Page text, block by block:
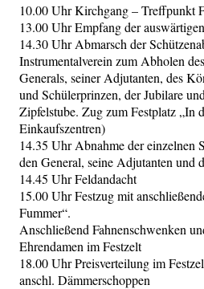
10.00 Uhr Kirchgang – Treffpunkt
13.00 Uhr Empfang der
14.30 Uhr Abmarsch der
Instrumentalverein zum Abholen
Generals, seiner Adjutanten, des
und Schülerprinzen, der Jubilare
Zipfelstube. Zug zum Festplatz „In
Einkaufszentren)
14.35 Uhr Abnahme der einzelnen
den General, seine Adjutanten und
14.45 Uhr Feldandacht
15.00 Uhr Festzug mit
Fummer“.
Anschließend Fahnenschwenken
Ehrendamen im Festzelt
18.00 Uhr Preisverteilung im
anschl. Dämmerschoppen